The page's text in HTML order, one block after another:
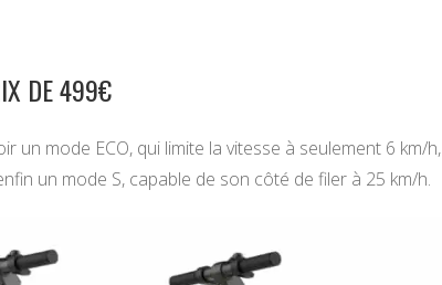
DE 499€
un mode ECO, qui limite la vitesse à seulement 6 km/h,
un mode S, capable de son côté de filer à 25 km/h.